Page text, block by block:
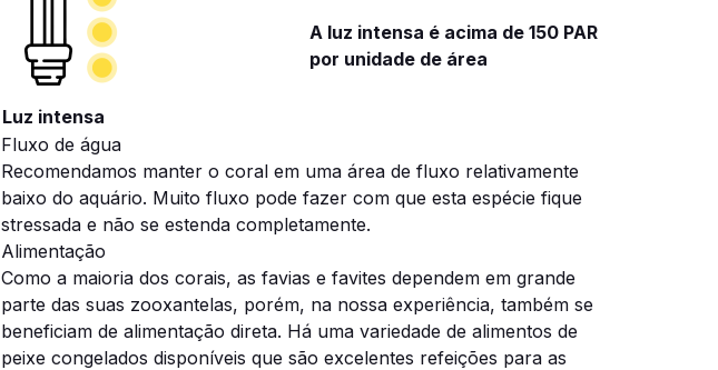
Luz intensa
A luz intensa é acima de 150 PAR
por unidade de área
Fluxo de água
Recomendamos manter o coral em uma área de fluxo relativamente
baixo do aquário. Muito fluxo pode fazer com que esta espécie fique
stressada e não se estenda completamente.
Alimentação
Como a maioria dos corais, as favias e favites dependem em grande
parte das suas zooxantelas, porém, na nossa experiência, também se
beneficiam de alimentação direta. Há uma variedade de alimentos de
peixe congelados disponíveis que são excelentes refeições para as